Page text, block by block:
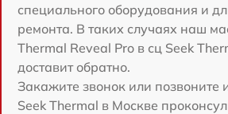
специального оборудования и
ремонта. В таких случаях наш
Thermal Reveal Pro в сц Seek
доставит обратно.
Закажите звонок или позвоните
Seek Thermal в Москве